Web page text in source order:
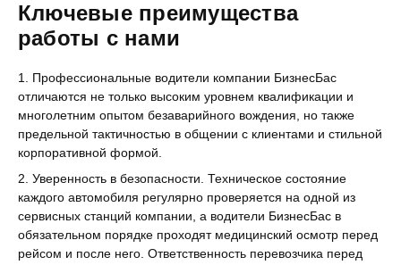
Ключевые преимущества
работы с нами
Профессиональные водители компании БизнесБас
отличаются не только высоким уровнем квалификации и
многолетним опытом безаварийного вождения, но также
предельной тактичностью в общении с клиентами и стильной
корпоративной формой.
Уверенность в безопасности. Техническое состояние
каждого автомобиля регулярно проверяется на одной из
сервисных станций компании, а водители БизнесБас в
обязательном порядке проходят медицинский осмотр перед
рейсом и после него. Ответственность перевозчика перед